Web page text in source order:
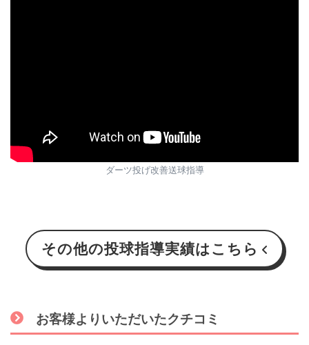
ダーツ投げ改善送球指導
その他の投球指導実績はこちら
お客様よりいただいたクチコミ